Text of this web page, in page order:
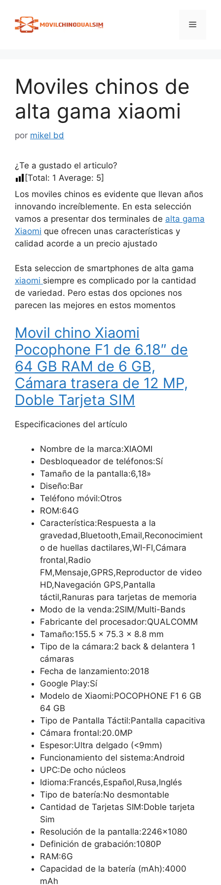
contenido
Menú
Moviles chinos de
alta gama xiaomi
por mikel bd
¿Te a gustado el articulo?
[Total: 1 Average: 5]
Los moviles chinos es evidente que llevan años
innovando increíblemente. En esta selección
vamos a presentar dos terminales de alta gama
Xiaomi que ofrecen unas características y
calidad acorde a un precio ajustado
Esta seleccion de smartphones de alta gama
xiaomi siempre es complicado por la cantidad
de variedad. Pero estas dos opciones nos
parecen las mejores en estos momentos
Movil chino Xiaomi
Pocophone F1 de 6.18″ de
64 GB RAM de 6 GB,
Cámara trasera de 12 MP,
Doble Tarjeta SIM
Especificaciones del artículo
Nombre de la marca:XIAOMI
Desbloqueador de teléfonos:Sí
Tamaño de la pantalla:6,18»
Diseño:Bar
Teléfono móvil:Otros
ROM:64G
Característica:Respuesta a la
gravedad,Bluetooth,Email,Reconocimient
o de huellas dactilares,WI-FI,Cámara
frontal,Radio
FM,Mensaje,GPRS,Reproductor de video
HD,Navegación GPS,Pantalla
táctil,Ranuras para tarjetas de memoria
Modo de la venda:2SIM/Multi-Bands
Fabricante del procesador:QUALCOMM
Tamaño:155.5 x 75.3 x 8.8 mm
Tipo de la cámara:2 back & delantera 1
cámaras
Fecha de lanzamiento:2018
Google Play:Sí
Modelo de Xiaomi:POCOPHONE F1 6 GB
64 GB
Tipo de Pantalla Táctil:Pantalla capacitiva
Cámara frontal:20.0MP
Espesor:Ultra delgado (<9mm)
Funcionamiento del sistema:Android
UPC:De ocho núcleos
Idioma:Francés,Español,Rusa,Inglés
Tipo de batería:No desmontable
Cantidad de Tarjetas SIM:Doble tarjeta
Sim
Resolución de la pantalla:2246×1080
Definición de grabación:1080P
RAM:6G
Capacidad de la batería (mAh):4000
mAh